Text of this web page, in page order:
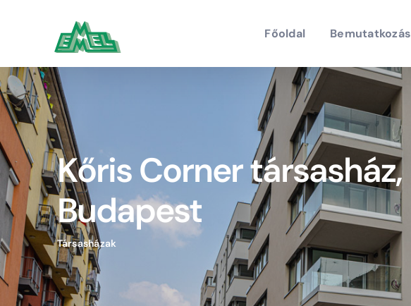
Főoldal Bemutatkozás
Kőris Corner társasház,
Budapest
Társasházak